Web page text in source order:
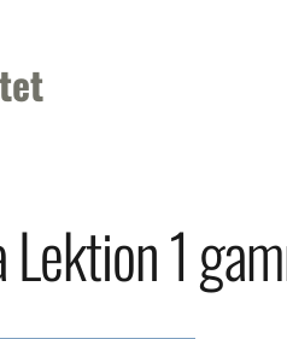
Lektion 1